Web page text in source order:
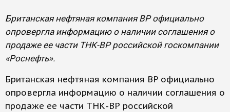
Британская нефтяная компания BP официально
опровергла информацию о наличии соглашения о
продаже ее части ТНК-ВР российской госкомпании
«Роснефть».
Британская нефтяная компания BP официально
опровергла информацию о наличии соглашения о
продаже ее части ТНК-ВР российской